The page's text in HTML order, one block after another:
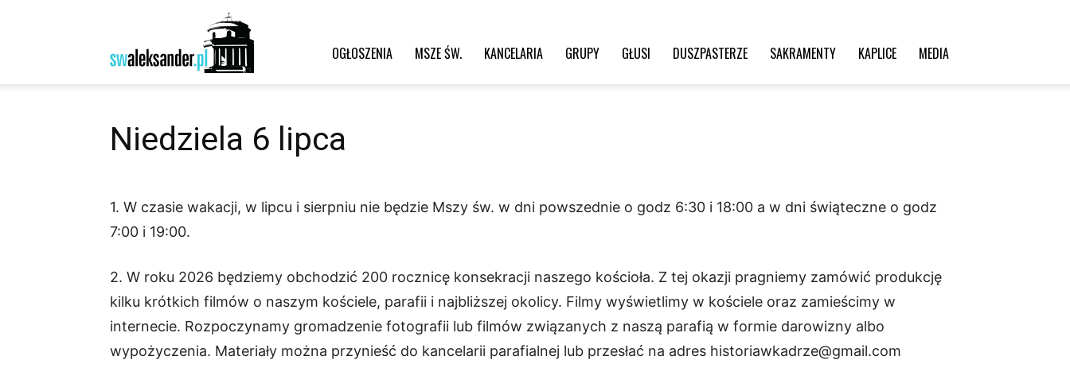
Św.
Aleksander
–
OGŁOSZENIA MSZE ŚW. KANCELARIA GRUPY GŁUSI DUSZPASTERZE SAKRAMENTY KAPLICE MEDIA
Niedziela 6 lipca
1. W czasie wakacji, w lipcu i sierpniu nie będzie Mszy św. w dni powszednie o godz 6:30 i 18:00 a w dni świąteczne o godz
7:00 i 19:00.
2. W roku 2026 będziemy obchodzić 200 rocznicę konsekracji naszego kościoła. Z tej okazji pragniemy zamówić produkcję
kilku krótkich filmów o naszym kościele, parafii i najbliższej okolicy. Filmy wyświetlimy w kościele oraz zamieścimy w
internecie. Rozpoczynamy gromadzenie fotografii lub filmów związanych z naszą parafią w formie darowizny albo
wypożyczenia. Materiały można przynieść do kancelarii parafialnej lub przesłać na adres historiawkadrze@gmail.com